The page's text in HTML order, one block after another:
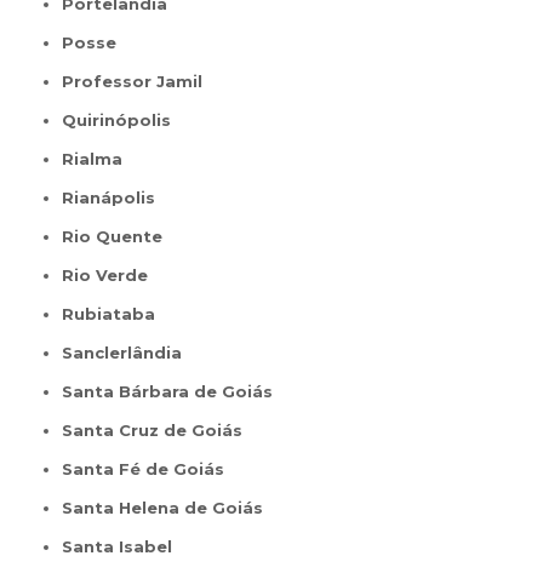
Portelândia
Posse
Professor Jamil
Quirinópolis
Rialma
Rianápolis
Rio Quente
Rio Verde
Rubiataba
Sanclerlândia
Santa Bárbara de Goiás
Santa Cruz de Goiás
Santa Fé de Goiás
Santa Helena de Goiás
Santa Isabel